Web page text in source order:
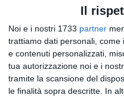
Il
Noi e i nostri 1733 partner
trattiamo dati personali,
e contenuti personalizzati,
tua autorizzazione noi e i
tramite la scansione del
le finalità sopra descritte. In
l'esperienza ci ha lasciato
Lamacchia e Marrano
che la
all'istituzione